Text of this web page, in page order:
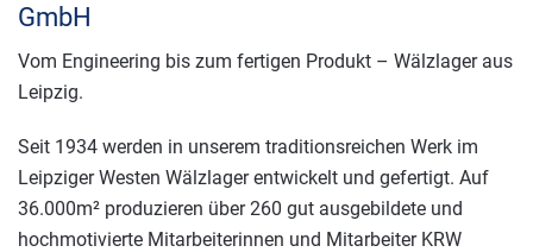
GmbH
Vom Engineering bis zum fertigen Produkt – Wälzlager aus
Leipzig.
Seit 1934 werden in unserem traditionsreichen Werk im
Leipziger Westen Wälzlager entwickelt und gefertigt. Auf
36.000m² produzieren über 260 gut ausgebildete und
hochmotivierte Mitarbeiterinnen und Mitarbeiter KRW